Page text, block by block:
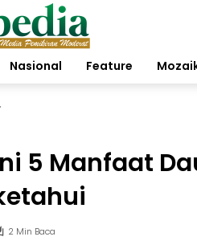
Nasional Feature
5 Manfaat
2 Min Baca